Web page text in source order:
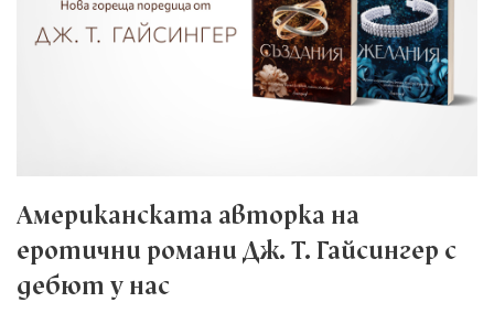
Американската авторка на
еротични романи Дж. Т. Гайсингер с
дебют у нас